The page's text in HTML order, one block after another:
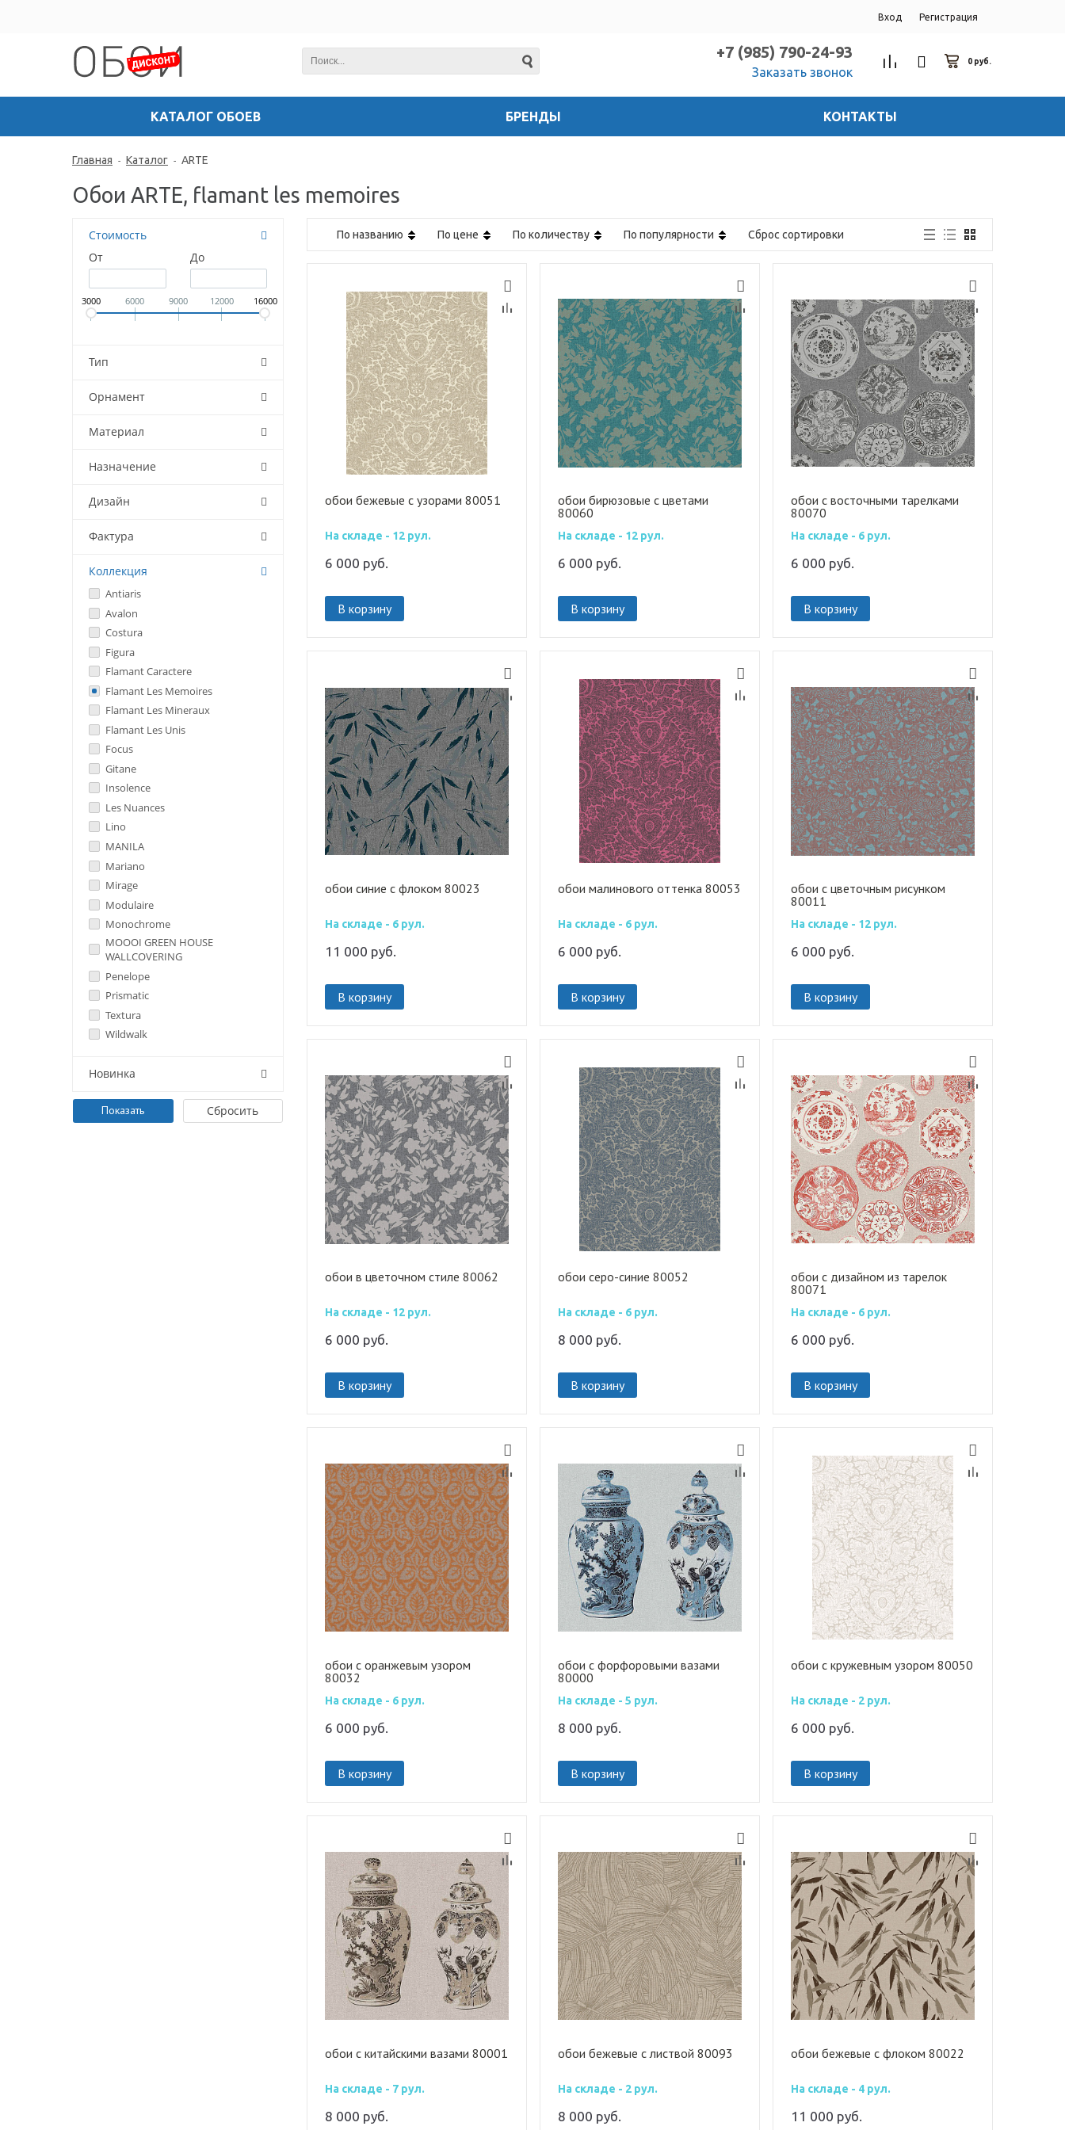
Вход Регистрация
+7 (985) 790-24-93
Заказать звонок
0 руб.
КАТАЛОГ ОБОЕВ БРЕНДЫ КОНТАКТЫ
Главная - Каталог - ARTE
Обои ARTE, flamant les memoires
Стоимость
От
До
3000 6000 9000 12000 16000
Тип
Орнамент
Материал
Назначение
Дизайн
Фактура
Коллекция
Antiaris
Avalon
Costura
Figura
Flamant Caractere
Flamant Les Memoires
Flamant Les Mineraux
Flamant Les Unis
Focus
Gitane
Insolence
Les Nuances
Lino
MANILA
Mariano
Mirage
Modulaire
Monochrome
MOOOI GREEN HOUSE
WALLCOVERING
Penelope
Prismatic
Textura
Wildwalk
Новинка
Показать Cбросить
По названию По цене По количеству По популярности Сброс сортировки
обои бежевые с узорами 80051
На складе - 12 рул.
6 000 руб.
В корзину
обои бирюзовые с цветами
80060
На складе - 12 рул.
6 000 руб.
В корзину
обои с восточными тарелками
80070
На складе - 6 рул.
6 000 руб.
В корзину
обои синие с флоком 80023
На складе - 6 рул.
11 000 руб.
В корзину
обои малинового оттенка 80053
На складе - 6 рул.
6 000 руб.
В корзину
обои с цветочным рисунком
80011
На складе - 12 рул.
6 000 руб.
В корзину
обои в цветочном стиле 80062
На складе - 12 рул.
6 000 руб.
В корзину
обои серо-синие 80052
На складе - 6 рул.
8 000 руб.
В корзину
обои с дизайном из тарелок
80071
На складе - 6 рул.
6 000 руб.
В корзину
обои с оранжевым узором
80032
На складе - 6 рул.
6 000 руб.
В корзину
обои с форфоровыми вазами
80000
На складе - 5 рул.
8 000 руб.
В корзину
обои с кружевным узором 80050
На складе - 2 рул.
6 000 руб.
В корзину
обои с китайскими вазами 80001
На складе - 7 рул.
8 000 руб.
обои бежевые с листвой 80093
На складе - 2 рул.
8 000 руб.
обои бежевые с флоком 80022
На складе - 4 рул.
11 000 руб.